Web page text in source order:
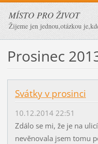
MÍSTO PRO ŽIVOT
Žijeme jen jednou,otázkou
Prosinec
Svátky v prosinci
10.12.2014 22:51
Zdálo se mi, že je na
nevěnovala jsem tomu